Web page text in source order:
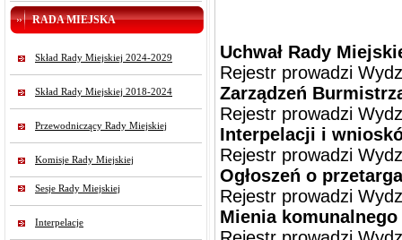
RADA MIEJSKA
Skład Rady Miejskiej 2024-2029
Skład Rady Miejskiej 2018-2024
Przewodniczący Rady Miejskiej
Komisje Rady Miejskiej
Sesje Rady Miejskiej
Interpelacje
Uchwał Rady
Rejestr prowadzi
Zarządzeń
Rejestr prowadzi
Interpelacji i
Rejestr prowadzi
Ogłoszeń o
Rejestr prowadzi
Mienia komunalnego